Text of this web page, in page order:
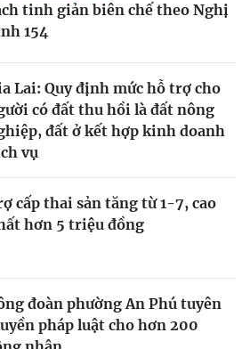
tinh giản biên chế theo Nghị
154
Lai: Quy định mức hỗ trợ cho
có đất thu hồi là đất nông
đất ở kết hợp kinh doanh
vụ
cấp thai sản tăng từ 1-7, cao
hơn 5 triệu đồng
đoàn phường An Phú tuyên
pháp luật cho hơn 200